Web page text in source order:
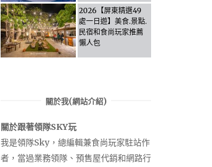
Let the guide take
you through it all!
2026【屏東精選49
處一日遊】美食.景點.
民宿和食尚玩家推薦
懶人包
關於我(網站介紹)
關於跟著領隊SKY玩
我是領隊Sky，總編輯兼食尚玩家駐站作
者，當過業務領隊、預售屋代銷和網路行